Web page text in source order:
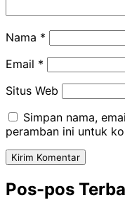
Nama *
Email *
Situs Web
Simpan nama,
peramban ini untuk
Pos-pos